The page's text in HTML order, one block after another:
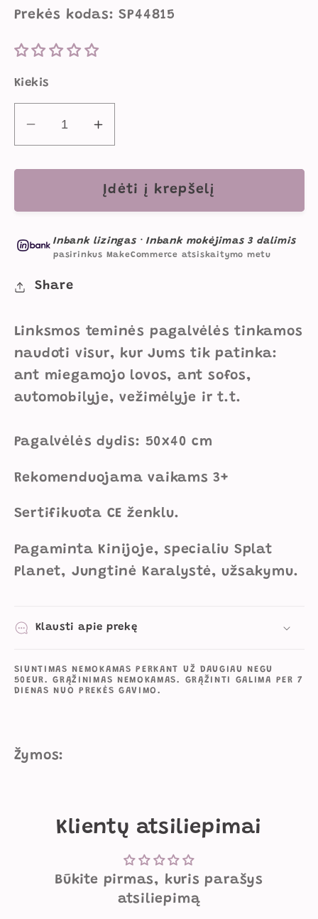
Prekės kodas: SP44815
Kiekis
Sumažinti
Splat
Planet
pagalvėlė-
suvenyras
kiekį
Padidinti
Splat
Planet
pagalvėlė-
suvenyras
kiekį
Įdėti į krepšelį
Inbank lizingas ·Inbank mokėjimas 3 dalimis
pasirinkus MakeCommerce atsiskaitymo metu
Share
Linksmos teminės pagalvėlės tinkamos
naudoti visur, kur Jums tik patinka:
ant miegamojo lovos, ant sofos,
automobilyje, vežimėlyje ir t.t.
Pagalvėlės dydis: 50x40 cm
Rekomenduojama vaikams 3+
Sertifikuota CE ženklu.
Pagaminta Kinijoje, specialiu Splat
Planet, Jungtinė Karalystė, užsakymu.
Klausti apie prekę
SIUNTIMAS NEMOKAMAS PERKANT UŽ DAUGIAU NEGU
50EUR. GRĄŽINIMAS NEMOKAMAS. GRĄŽINTI GALIMA PER 7
DIENAS NUO PREKĖS GAVIMO.
Žymos:
Klientų atsiliepimai
Būkite pirmas, kuris parašys
atsiliepimą